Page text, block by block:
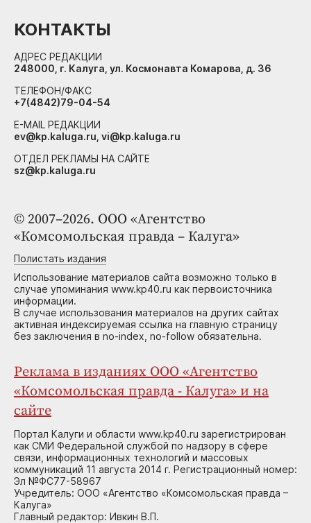
© 2007–2026. ООО «Агентство
«Комсомольская правда – Калуга»
Полистать издания
Использование материалов сайта возможно только в
случае упоминания www.kp40.ru как первоисточника
информации.
В случае использования материалов на других сайтах
активная индексируемая ссылка на главную страницу
без заключения в no-index, no-follow обязательна.
Реклама в изданиях ООО «Агентство
«Комсомольская правда - Калуга» и на
сайте
Портал Калуги и области www.kp40.ru зарегистрирован
как СМИ Федеральной службой по надзору в сфере
связи, информационных технологий и массовых
коммуникаций 11 августа 2014 г. Регистрационный номер:
Эл №ФС77-58967
Учредитель: ООО «Агентство «Комсомольская правда –
Калуга»
Главный редактор: Ивкин В.П.
КОНТАКТЫ
АДРЕС РЕДАКЦИИ
248000, г. Калуга, ул. Космонавта Комарова, д. 36
ТЕЛЕФОН/ФАКС
+7(4842)79-04-54
E-MAIL РЕДАКЦИИ
ev@kp.kaluga.ru, vi@kp.kaluga.ru
ОТДЕЛ РЕКЛАМЫ НА САЙТЕ
sz@kp.kaluga.ru